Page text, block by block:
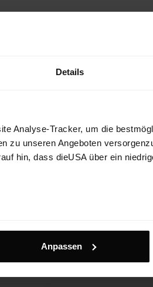
Details
Analyse-Tracker, um die
zu unseren Angeboten
hin, dass dieUSA über ein
Anpassen